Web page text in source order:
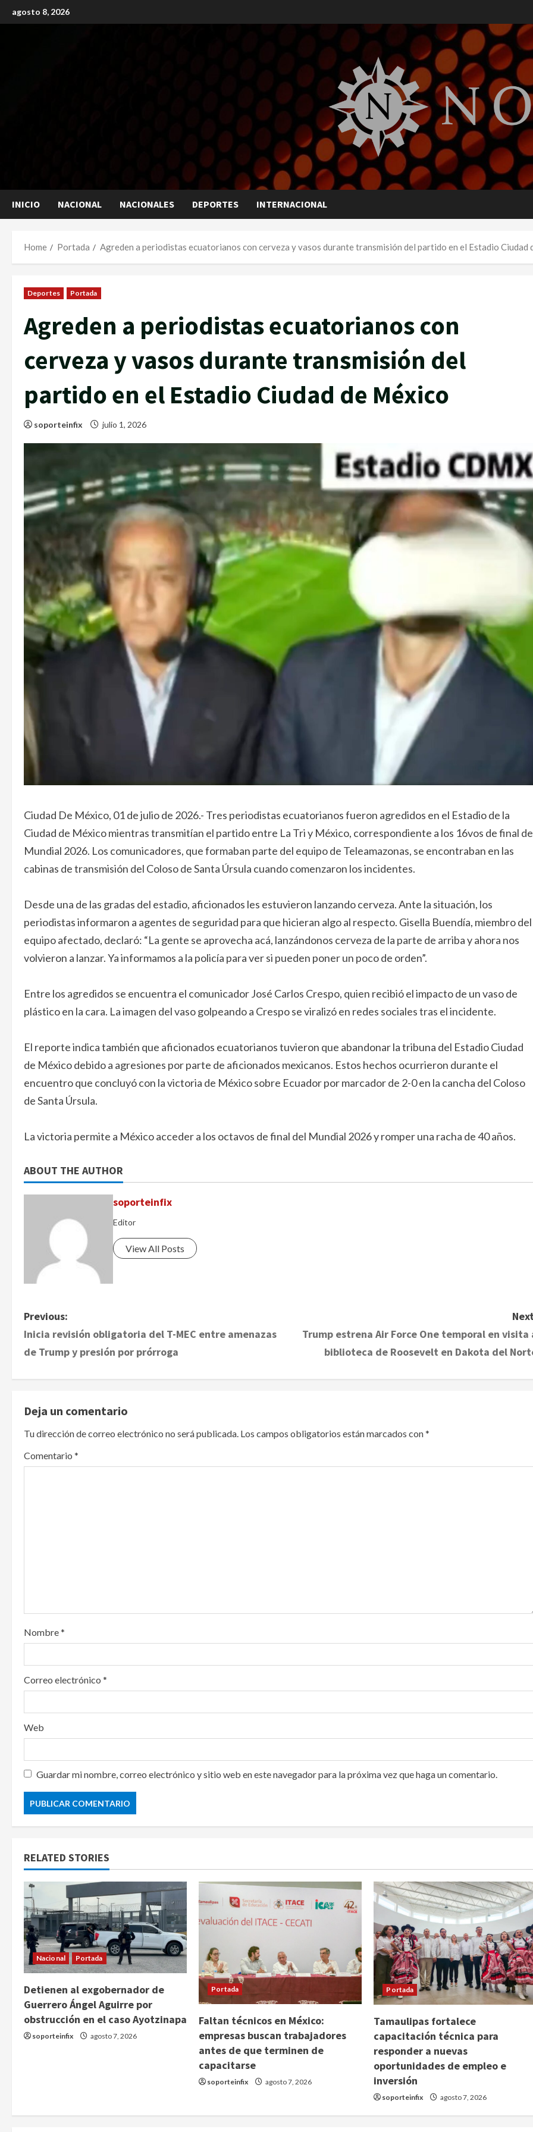
to
agosto 8, 2026
INICIO NACIONAL NACIONALES DEPORTES INTERNACIONAL
Home Portada Agreden a periodistas ecuatorianos con cerveza y vasos durante transmisión del partido en el Estadio Ciudad
Deportes Portada
Agreden a periodistas ecuatorianos con
cerveza y vasos durante transmisión del
partido en el Estadio Ciudad de México
soporteinfix julio 1, 2026
Ciudad De México, 01 de julio de 2026.- Tres periodistas ecuatorianos fueron agredidos en el Estadio de la
Ciudad de México mientras transmitían el partido entre La Tri y México, correspondiente a los 16vos de final
Mundial 2026. Los comunicadores, que formaban parte del equipo de Teleamazonas, se encontraban en las
cabinas de transmisión del Coloso de Santa Úrsula cuando comenzaron los incidentes.
Desde una de las gradas del estadio, aficionados les estuvieron lanzando cerveza. Ante la situación, los
periodistas informaron a agentes de seguridad para que hicieran algo al respecto. Gisella Buendía, miembro del
equipo afectado, declaró: “La gente se aprovecha acá, lanzándonos cerveza de la parte de arriba y ahora nos
volvieron a lanzar. Ya informamos a la policía para ver si pueden poner un poco de orden”.
Entre los agredidos se encuentra el comunicador José Carlos Crespo, quien recibió el impacto de un vaso de
plástico en la cara. La imagen del vaso golpeando a Crespo se viralizó en redes sociales tras el incidente.
El reporte indica también que aficionados ecuatorianos tuvieron que abandonar la tribuna del Estadio Ciudad
de México debido a agresiones por parte de aficionados mexicanos. Estos hechos ocurrieron durante el
encuentro que concluyó con la victoria de México sobre Ecuador por marcador de 2-0 en la cancha del Coloso
de Santa Úrsula.
La victoria permite a México acceder a los octavos de final del Mundial 2026 y romper una racha de 40 años.
ABOUT THE AUTHOR
soporteinfix
Editor
View All Posts
P
o
n
a
v
o
n
Previous:
Inicia revisión obligatoria del T-MEC entre amenazas
de Trump y presión por prórroga
Trump estrena Air Force One temporal en visita
biblioteca de Roosevelt en Dakota del
Deja un comentario
Tu dirección de correo electrónico no será publicada. Los campos obligatorios están marcados con*
Comentario *
Nombre*
Correo electrónico *
Web
Guardar mi nombre, correo electrónico y sitio web en este navegador para la próxima vez que haga un comentario.
RELATED STORIES
Nacional Portada
Detienen al exgobernador de
Guerrero Ángel Aguirre por
obstrucción en el caso Ayotzinapa
soporteinfix agosto 7, 2026
Portada
Faltan técnicos en México:
empresas buscan trabajadores
antes de que terminen de
capacitarse
soporteinfix agosto 7, 2026
Portada
Tamaulipas fortalece
capacitación técnica para
responder a nuevas
oportunidades de empleo e
inversión
soporteinfix agosto 7, 2026